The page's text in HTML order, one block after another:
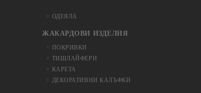
ОДЕЯЛА
ЖАКАРДОВИ ИЗДЕЛИЯ
ПОКРИВКИ
ТИШЛАЙФЕРИ
КАРЕТА
ДЕКОРАТИВНИ КАЛЪФКИ